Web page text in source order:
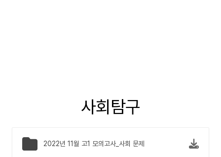
사회탐구
2022년 11월 고1 모의고사_사회 문제